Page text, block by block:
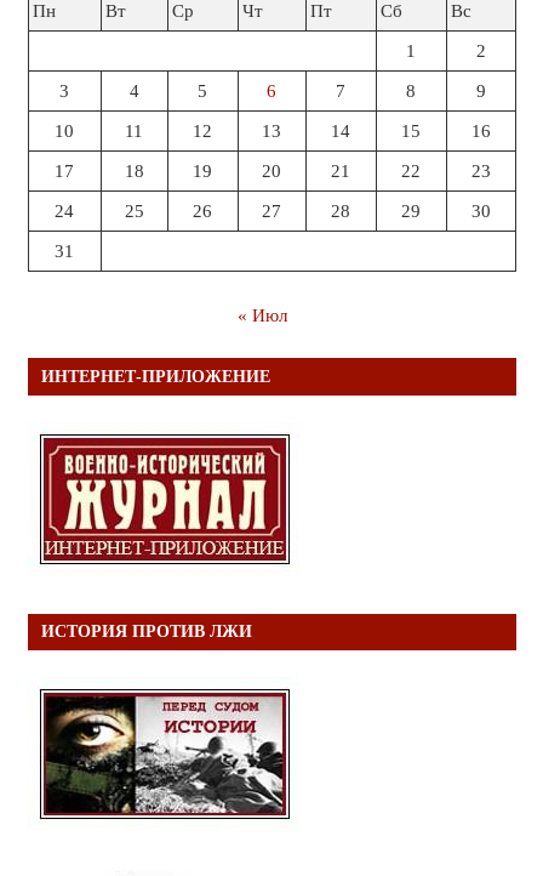
Пн
Вт Ср Чт Пт Сб Вс
1 2
3 4 5 6 7 8 9
10 11 12 13 14 15 16
17 18 19 20 21 22 23
24 25 26 27 28 29 30
31
« Июл
ИНТЕРНЕТ-ПРИЛОЖЕНИЕ
ИСТОРИЯ ПРОТИВ ЛЖИ